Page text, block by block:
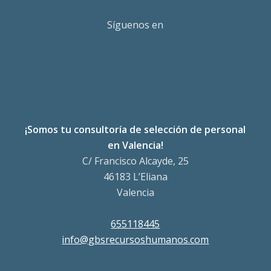
Síguenos en
¡Somos tu consultoría de selección de personal
en Valencia!
C/ Francisco Alcayde, 25
46183 L’Eliana
Valencia
655118445
info@gbsrecursoshumanos.com